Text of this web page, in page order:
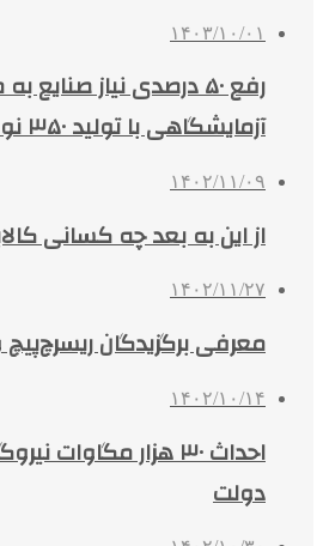
۱۴۰۳/۱۰/۰۱
رفع ۵۰ درصدی نیاز
آزمایشگاهی با تولید ۳۵۰ نوع ماده
۱۴۰۲/۱۱/۰۹
از این به بعد چه کسانی
۱۴۰۲/۱۱/۲۷
معرفی برگزیدگان
۱۴۰۲/۱۰/۱۴
احداث ۳۰ هزار مگاوات
دولت